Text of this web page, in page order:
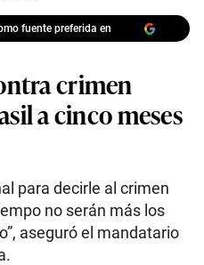
fuente preferida en
crimen
a cinco meses
para decirle al crimen
no serán más los
aseguró el mandatario